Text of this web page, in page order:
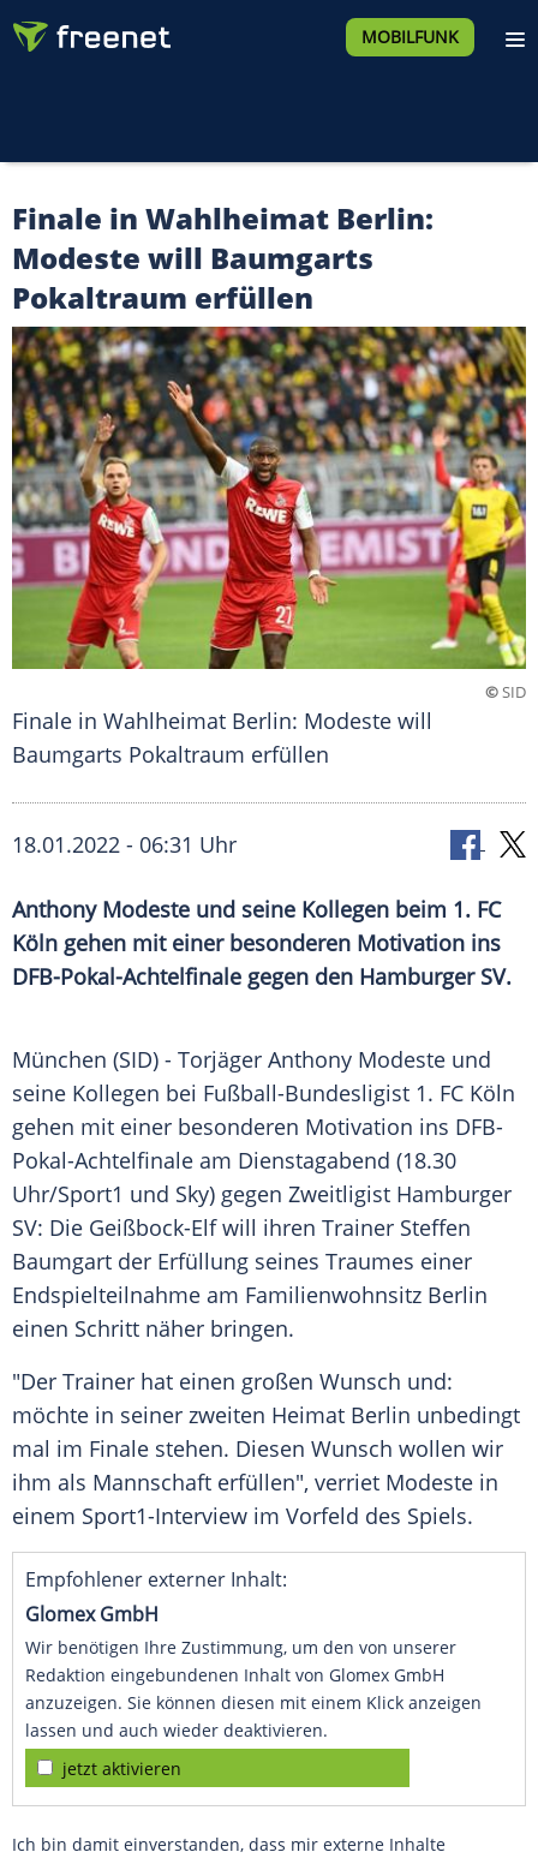
MOBILFUNK
Finale in Wahlheimat Berlin:
Modeste will Baumgarts
Pokaltraum erfüllen
©SID
Finale in Wahlheimat Berlin: Modeste will
Baumgarts Pokaltraum erfüllen
18.01.2022 - 06:31 Uhr
Anthony Modeste und seine Kollegen beim 1. FC
Köln gehen mit einer besonderen Motivation ins
DFB-Pokal-Achtelfinale gegen den Hamburger SV.
München (SID) - Torjäger Anthony Modeste und
seine Kollegen bei Fußball-Bundesligist 1. FC Köln
gehen mit einer besonderen Motivation ins DFB-
Pokal-Achtelfinale am Dienstagabend (18.30
Uhr/Sport1 und Sky) gegen Zweitligist Hamburger
SV: Die Geißbock-Elf will ihren Trainer Steffen
Baumgart der Erfüllung seines Traumes einer
Endspielteilnahme am Familienwohnsitz Berlin
einen Schritt näher bringen.
"Der Trainer hat einen großen Wunsch und:
möchte in seiner zweiten Heimat Berlin unbedingt
mal im Finale stehen. Diesen Wunsch wollen wir
ihm als Mannschaft erfüllen", verriet Modeste in
einem Sport1-Interview im Vorfeld des Spiels.
Empfohlener externer Inhalt:
Glomex GmbH
Wir benötigen Ihre Zustimmung, um den von unserer
Redaktion eingebundenen Inhalt von Glomex GmbH
anzuzeigen. Sie können diesen mit einem Klick anzeigen
lassen und auch wieder deaktivieren.
jetzt aktivieren
Ich bin damit einverstanden, dass mir externe Inhalte